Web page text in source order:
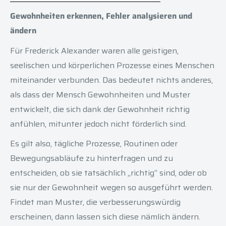
Gewohnheiten erkennen, Fehler analysieren und
ändern
Für Frederick Alexander waren alle geistigen,
seelischen und körperlichen Prozesse eines Menschen
miteinander verbunden. Das bedeutet nichts anderes,
als dass der Mensch Gewohnheiten und Muster
entwickelt, die sich dank der Gewohnheit richtig
anfühlen, mitunter jedoch nicht förderlich sind.
Es gilt also, tägliche Prozesse, Routinen oder
Bewegungsabläufe zu hinterfragen und zu
entscheiden, ob sie tatsächlich „richtig“ sind, oder ob
sie nur der Gewohnheit wegen so ausgeführt werden.
Findet man Muster, die verbesserungswürdig
erscheinen, dann lassen sich diese nämlich ändern.